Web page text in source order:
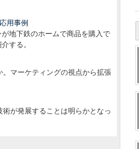
用事例
地下鉄のホームで商品を購入で
する。
マーケティングの視点から拡張
が発展することは明らかとなっ